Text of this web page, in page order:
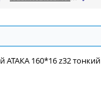
АТАКА 160*16 z32 тонкий